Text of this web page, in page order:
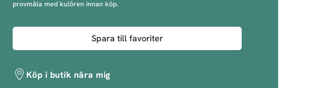
provmåla med kulören innan köp.
Spara till favoriter
Köp i butik nära mig